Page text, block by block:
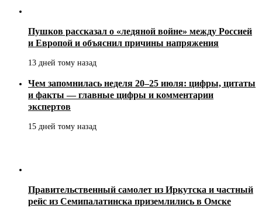
Пушков рассказал о «ледяной войне» между Россией
и Европой и объяснил причины напряжения
13 дней тому назад
Чем запомнилась неделя 20–25 июля: цифры, цитаты
и факты — главные цифры и комментарии
экспертов
15 дней тому назад
Правительственный самолет из Иркутска и частный
рейс из Семипалатинска приземлились в Омске